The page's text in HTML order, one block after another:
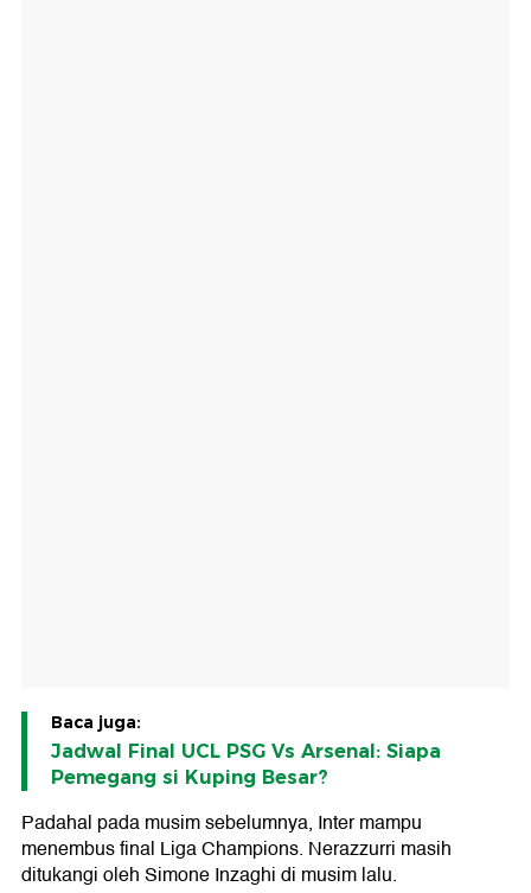
Baca juga:
Jadwal Final UCL PSG Vs Arsenal: Siapa
Pemegang si Kuping Besar?
Padahal pada musim sebelumnya, Inter mampu
menembus final Liga Champions. Nerazzurri masih
ditukangi oleh Simone Inzaghi di musim lalu.